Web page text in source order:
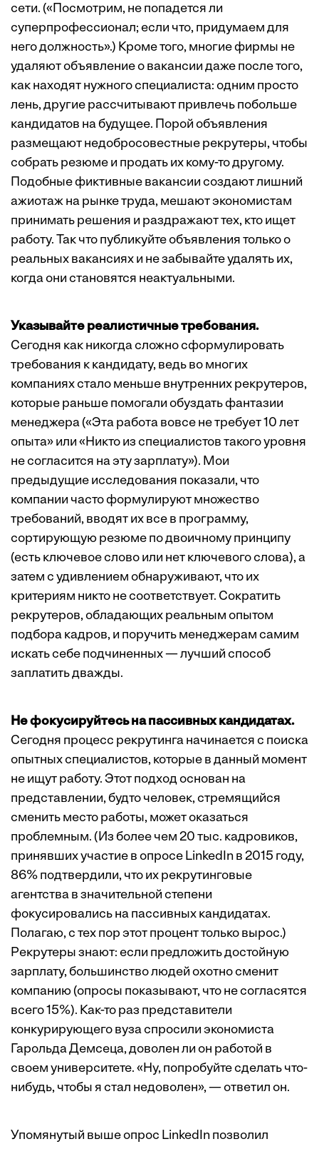
сети. («Посмотрим, не попадется ли
суперпрофессионал; если что, придумаем для
него должность».) Кроме того, многие фирмы не
удаляют объявление о вакансии даже после того,
как находят нужного специалиста: одним просто
лень, другие рассчитывают привлечь побольше
кандидатов на будущее. Порой объявления
размещают недобросовестные рекрутеры, чтобы
собрать резюме и продать их кому-то другому.
Подобные фиктивные вакансии создают лишний
ажиотаж на рынке труда, мешают экономистам
принимать решения и раздражают тех, кто ищет
работу. Так что публикуйте объявления только о
реальных вакансиях и не забывайте удалять их,
когда они становятся неактуальными.
Указывайте реалистичные требования.
Сегодня как никогда сложно сформулировать
требования к кандидату, ведь во многих
компаниях стало меньше внутренних рекрутеров,
которые раньше помогали обуздать фантазии
менеджера («Эта работа вовсе не требует 10 лет
опыта» или «Никто из специалистов такого уровня
не согласится на эту зарплату»). Мои
предыдущие исследования показали, что
компании часто формулируют множество
требований, вводят их все в программу,
сортирующую резюме по двоичному принципу
(есть ключевое слово или нет ключевого слова), а
затем с удивлением обнаруживают, что их
критериям никто не соответствует. Сократить
рекрутеров, обладающих реальным опытом
подбора кадров, и поручить менеджерам самим
искать себе подчиненных — лучший способ
заплатить дважды.
Не фокусируйтесь на пассивных кандидатах.
Сегодня процесс рекрутинга начинается с поиска
опытных специалистов, которые в данный момент
не ищут работу. Этот подход основан на
представлении, будто человек, стремящийся
сменить место работы, может оказаться
проблемным. (Из более чем 20 тыс. кадровиков,
принявших участие в опросе LinkedIn в 2015 году,
86% подтвердили, что их рекрутинговые
агентства в значительной степени
фокусировались на пассивных кандидатах.
Полагаю, с тех пор этот процент только вырос.)
Рекрутеры знают: если предложить достойную
зарплату, большинство людей охотно сменит
компанию (опросы показывают, что не согласятся
всего 15%). Как-то раз представители
конкурирующего вуза спросили экономиста
Гарольда Демсеца, доволен ли он работой в
своем университете. «Ну, попробуйте сделать что-
нибудь, чтобы я стал недоволен», — ответил он.
Упомянутый выше опрос LinkedIn позволил